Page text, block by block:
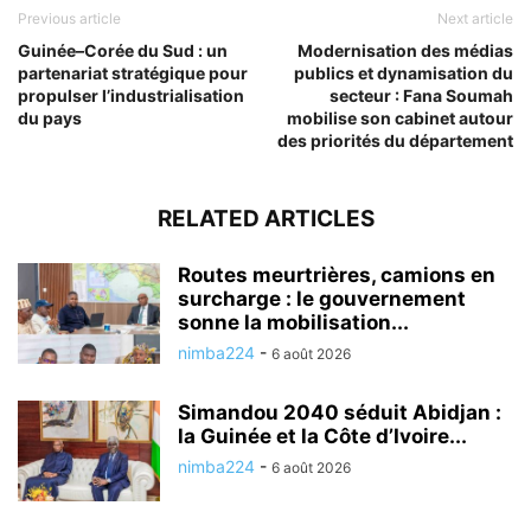
Previous article
Guinée–Corée du Sud : un
partenariat stratégique pour
propulser l’industrialisation
du pays
Next article
Modernisation des médias
publics et dynamisation du
secteur : Fana Soumah
mobilise son cabinet autour
des priorités du département
RELATED ARTICLES
Routes meurtrières, camions en
surcharge : le gouvernement
sonne la mobilisation...
nimba224 - 6 août 2026
Simandou 2040 séduit Abidjan :
la Guinée et la Côte d’Ivoire...
nimba224 - 6 août 2026